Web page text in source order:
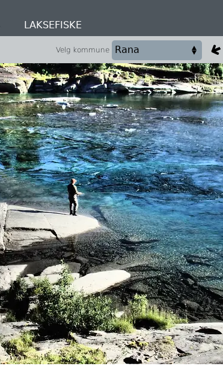
LAKSEFISKE
Velg kommune